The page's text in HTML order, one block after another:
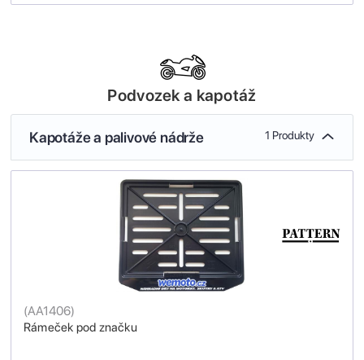
Podvozek a kapotáž
Kapotáže a palivové nádrže 1 Produkty
Rámeček pod značku
(AA1406)